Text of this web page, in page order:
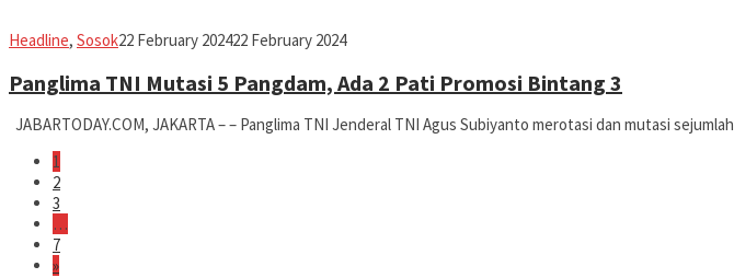
Headline, SosokIman
22 February 202422 February 2024
Panglima TNI Mutasi 5 Pangdam, Ada 2 Pati Promosi Bintang 3
JABARTODAY.COM, JAKARTA – – Panglima TNI Jenderal TNI Agus Subiyanto merotasi dan mutasi sejumlah
1
2
3
…
7
»